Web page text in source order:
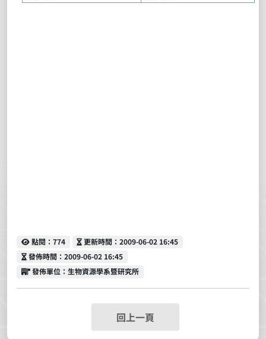
點閱
點閱：774 更新時間
更新時間：2009-06-02 16:45
發佈時間
發佈時間：2009-06-02 16:45
發佈單位
發佈單位：生物資源學系暨研究所
回上一頁